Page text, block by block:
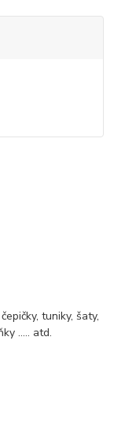
tuniky, šaty,
..... atd.